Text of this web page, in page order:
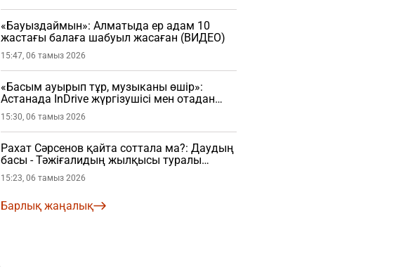
«Бауыздаймын»: Алматыда ер адам 10
жастағы балаға шабуыл жасаған (ВИДЕО)
15:47, 06 тамыз 2026
«Басым ауырып тұр, музыканы өшір»:
Астанада InDrive жүргізушісі мен отадан
шыққан жолаушы арасында дау туды
(ВИДЕО)
15:30, 06 тамыз 2026
Рахат Сәрсенов қайта соттала ма?: Даудың
басы - Тәжіғалидың жылқысы туралы
толығырақ
15:23, 06 тамыз 2026
Барлық жаңалық